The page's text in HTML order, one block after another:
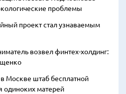
проблемы
проект стал узнаваемым
возвел финтех-холдинг:
Москве штаб бесплатной
матерей